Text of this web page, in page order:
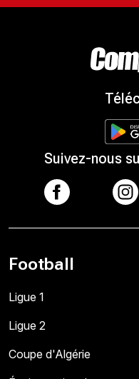
Suivez-nous
Football
Ligue 1
Ligue 2
Coupe d'Algérie